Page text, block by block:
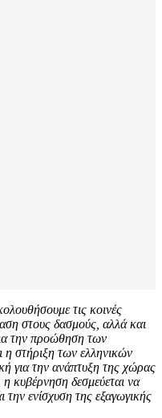
τις κοινές
στους δασμούς, αλλά και
την προώθηση των
η στήριξη των ελληνικών
για την ανάπτυξη της χώρας
η κυβέρνηση δεσμεύεται να
την ενίσχυση της εξαγωγικής